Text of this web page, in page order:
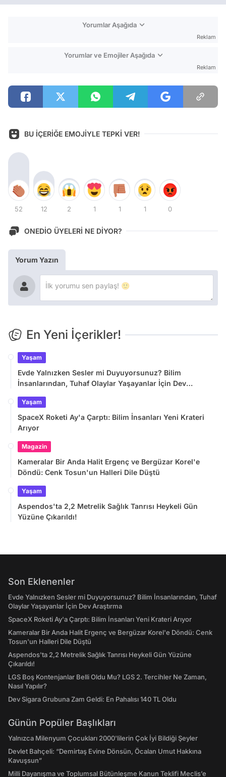
Yorumlar Aşağıda
Reklam
Yorumlar ve Emojiler Aşağıda
Reklam
BU İÇERİĞE EMOJİYLE TEPKİ VER!
52 12 2 1 1 1 0
ONEDİO ÜYELERİ NE DİYOR?
Yorum Yazın
En Yeni İçerikler!
Yaşam
Evde Yalnızken Sesler mi Duyuyorsunuz? Bilim
İnsanlarından, Tuhaf Olaylar Yaşayanlar İçin Dev
Yaşam
SpaceX Roketi Ay'a Çarptı: Bilim İnsanları Yeni Krateri
Arıyor
Magazin
Kameralar Bir Anda Halit Ergenç ve Bergüzar Korel'e
Döndü: Cenk Tosun'un Halleri Dile Düştü
Yaşam
Aspendos'ta 2,2 Metrelik Sağlık Tanrısı Heykeli Gün
Yüzüne Çıkarıldı!
Son Eklenenler
Evde Yalnızken Sesler mi Duyuyorsunuz? Bilim İnsanlarından, Tuhaf
Olaylar Yaşayanlar İçin Dev Araştırma
SpaceX Roketi Ay'a Çarptı: Bilim İnsanları Yeni Krateri Arıyor
Kameralar Bir Anda Halit Ergenç ve Bergüzar Korel'e Döndü: Cenk
Tosun'un Halleri Dile Düştü
Aspendos'ta 2,2 Metrelik Sağlık Tanrısı Heykeli Gün Yüzüne
Çıkarıldı!
LGS Boş Kontenjanlar Belli Oldu Mu? LGS 2. Tercihler Ne Zaman,
Nasıl Yapılır?
Dev Sigara Grubuna Zam Geldi: En Pahalısı 140 TL Oldu
Günün Popüler Başlıkları
Yalnızca Milenyum Çocukları 2000'lilerin Çok İyi Bildiği Şeyler
Devlet Bahçeli: “Demirtaş Evine Dönsün, Öcalan Umut Hakkına
Kavuşsun”
Milli Dayanışma ve Toplumsal Bütünleşme Kanun Teklifi Meclis’e